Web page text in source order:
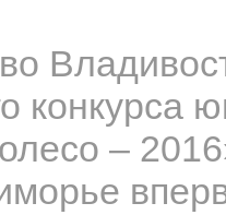
конкурса
–